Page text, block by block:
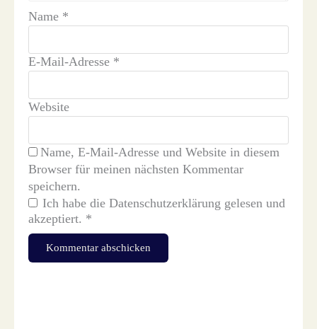
Name *
E-Mail-Adresse *
Website
Name, E-Mail-Adresse und Website in diesem
Browser für meinen nächsten Kommentar
speichern.
Ich habe die Datenschutzerklärung gelesen und
akzeptiert. *